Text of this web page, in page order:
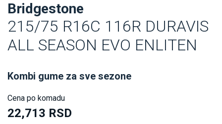
Bridgestone
215/75 R16C 116R DURAVIS
ALL SEASON EVO ENLITEN
Kombi gume za sve sezone
Cena po komadu
22,713 RSD